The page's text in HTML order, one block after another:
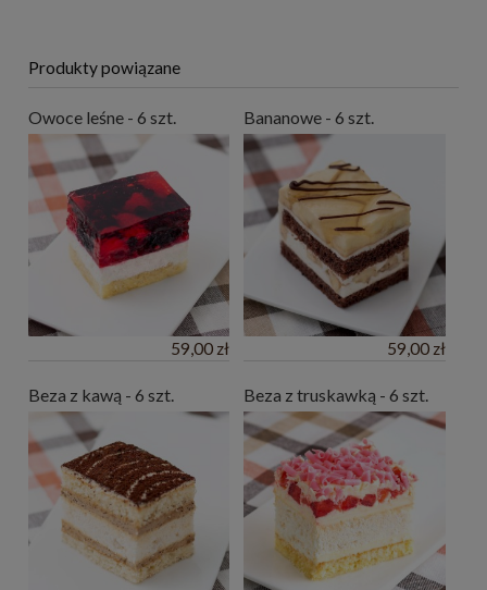
Produkty powiązane
Owoce leśne - 6 szt.
59,00 zł
Bananowe - 6 szt.
59,00 zł
Beza z kawą - 6 szt. Beza z truskawką - 6 szt.